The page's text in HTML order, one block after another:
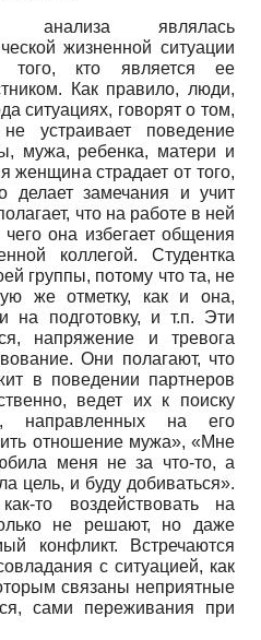
анализа являлась
жизненной ситуации
того, кто является ее
Как правило, люди,
ситуациях, говорят о том,
устраивает поведение
мужа, ребенка, матери и
женщина страдает от того,
делает замечания и учит
что на работе в ней
чего она избегает общения
коллегой. Студентка
группы, потому что та, не
же отметку, как и она,
на подготовку, и т.п. Эти
напряжение и тревога
Они полагают, что
в поведении партнеров
ведет их к поиску
направленных на его
отношение мужа», «Мне
меня не за что-то, а
цель, и буду добиваться».
то воздействовать на
не решают, но даже
конфликт. Встречаются
с ситуацией, как
связаны неприятные
сами переживания при